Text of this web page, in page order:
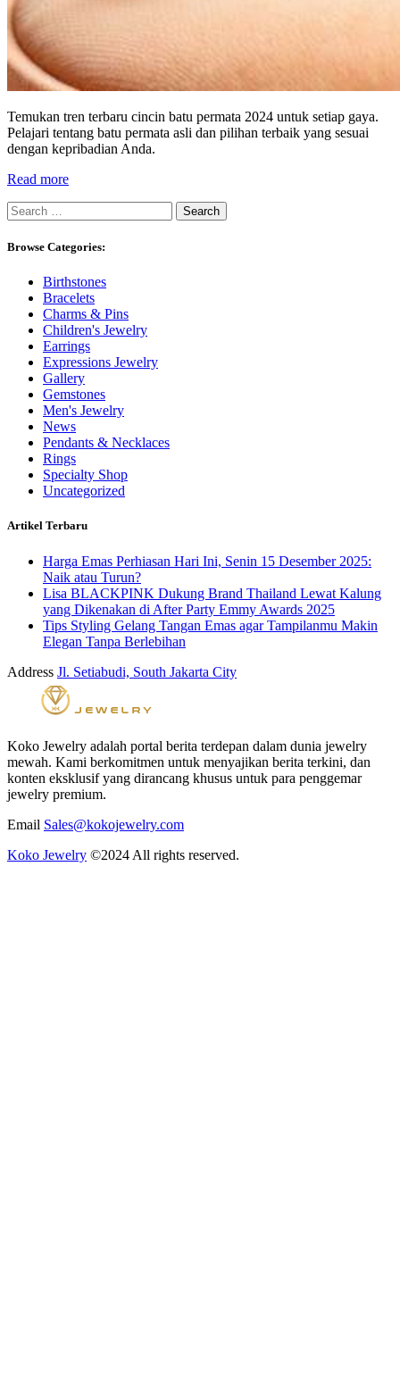
Temukan tren terbaru cincin batu permata 2024 untuk setiap gaya.
Pelajari tentang batu permata asli dan pilihan terbaik yang sesuai
dengan kepribadian Anda.
Read more
Search
for:
Browse Categories:
Birthstones
Bracelets
Charms & Pins
Children's Jewelry
Earrings
Expressions Jewelry
Gallery
Gemstones
Men's Jewelry
News
Pendants & Necklaces
Rings
Specialty Shop
Uncategorized
Artikel Terbaru
Harga Emas Perhiasan Hari Ini, Senin 15 Desember 2025:
Naik atau Turun?
Lisa BLACKPINK Dukung Brand Thailand Lewat Kalung
yang Dikenakan di After Party Emmy Awards 2025
Tips Styling Gelang Tangan Emas agar Tampilanmu Makin
Elegan Tanpa Berlebihan
Address Jl. Setiabudi, South Jakarta City
Koko Jewelry adalah portal berita terdepan dalam dunia jewelry
mewah. Kami berkomitmen untuk menyajikan berita terkini, dan
konten eksklusif yang dirancang khusus untuk para penggemar
jewelry premium.
Email Sales@kokojewelry.com
Koko Jewelry ©2024 All rights reserved.